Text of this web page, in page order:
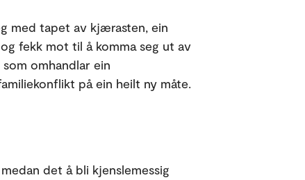
med tapet av kjærasten, ein
fekk mot til å komma seg ut av
omhandlar ein
på ein heilt ny måte.
det å bli kjenslemessig